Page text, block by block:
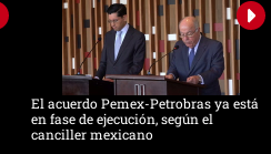
El acuerdo Pemex-Petrobras ya está
en fase de ejecución, según el
canciller mexicano